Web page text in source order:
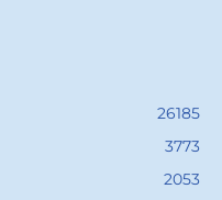
26185
3773
2053